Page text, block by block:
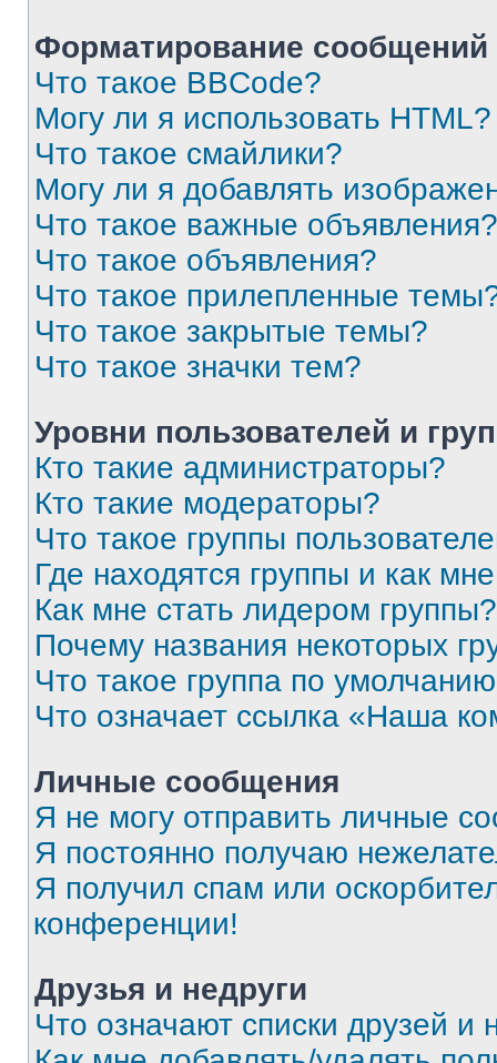
Форматирование
Что такое BBCode?
Могу ли я использовать HTML?
Что такое смайлики?
Могу ли я добавлять
Что такое важные объявления?
Что такое объявления?
Что такое прилепленные
Что такое закрытые темы?
Что такое значки тем?
Уровни пользователей и
Кто такие администраторы?
Кто такие модераторы?
Что такое группы
Где находятся группы и как
Как мне стать лидером группы?
Почему названия некоторых
Что такое группа по
Что означает ссылка «Наша
Личные сообщения
Я не могу отправить личные
Я постоянно получаю
Я получил спам или
конференции!
Друзья и недруги
Что означают списки друзей и